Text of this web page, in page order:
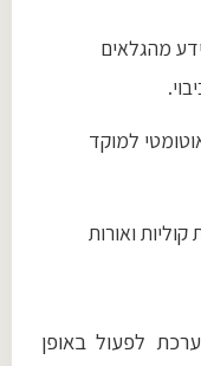
מהגלאים
למוקד
ואורות
לפעול באופן